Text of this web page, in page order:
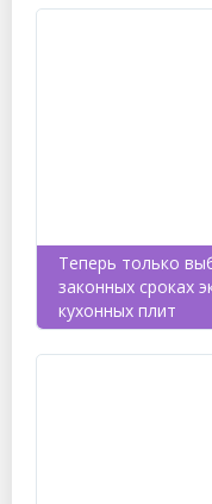
Теперь только
законных сроках
кухонных плит